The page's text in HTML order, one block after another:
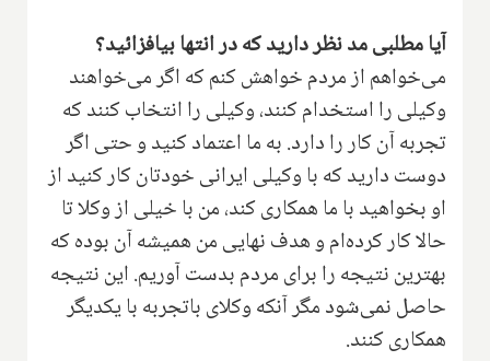
آیا مطلبی مد نظر دارید که در انتها بیافزائید؟
می‌خواهم از مردم خواهش کنم که اگر می‌خواهند
وکیلی را استخدام کنند، وکیلی را انتخاب کنند که
تجربه آن کار را دارد. به ما اعتماد کنید و حتی اگر
دوست دارید که با وکیلی ایرانی خودتان کار کنید از
او بخواهید با ما همکاری کند، من با خیلی از وکلا تا
حالا کار کرده‌ام و هدف نهایی من همیشه آن بوده که
بهترین نتیجه را برای مردم بدست آوریم. این نتیجه
حاصل نمی‌شود مگر آنکه وکلای باتجربه با یکدیگر
همکاری کنند.